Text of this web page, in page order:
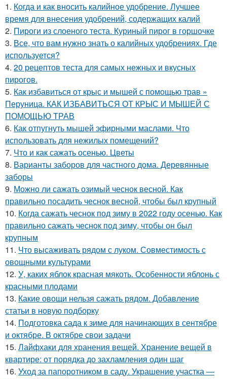
1. Когда и как вносить калийное удобрение. Лучшее
время для внесения удобрений, содержащих калий
2. Пироги из слоеного теста. Куриный пирог в горшочке
3. Все, что вам нужно знать о калийных удобрениях. Где
используется?
4. 20 рецептов теста для самых нежных и вкусных
пирогов.
5. Как избавиться от крыс и мышей с помощью трав »
Перуница. КАК ИЗБАВИТЬСЯ ОТ КРЫС И МЫШЕЙ С
ПОМОЩЬЮ ТРАВ
6. Как отпугнуть мышей эфирными маслами. Что
использовать для нежилых помещений?
7. Что и как сажать осенью. Цветы
8. Варианты заборов для частного дома. Деревянные
заборы
9. Можно ли сажать озимый чеснок весной. Как
правильно посадить чеснок весной, чтобы был крупный
10. Когда сажать чеснок под зиму в 2022 году осенью. Как
правильно сажать чеснок под зиму, чтобы он был
крупным
11. Что высаживать рядом с луком. Совместимость с
овощными культурами
12. У, каких яблок красная мякоть. Особенности яблонь с
красными плодами
13. Какие овощи нельзя сажать рядом. Добавление
статьи в новую подборку
14. Подготовка сада к зиме для начинающих в сентябре
и октябре. В октябре свои задачи
15. Лайфхаки для хранения вещей. Хранение вещей в
квартире: от порядка до захламления один шаг
16. Уход за папоротником в саду. Украшение участка —